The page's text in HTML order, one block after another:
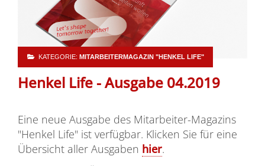
KATEGORIE: MITARBEITERMAGAZIN "HENKEL LIFE"
Henkel Life - Ausgabe 04.2019
Eine neue Ausgabe des Mitarbeiter-Magazins
"Henkel Life" ist verfügbar. Klicken Sie für eine
Übersicht aller Ausgaben hier.